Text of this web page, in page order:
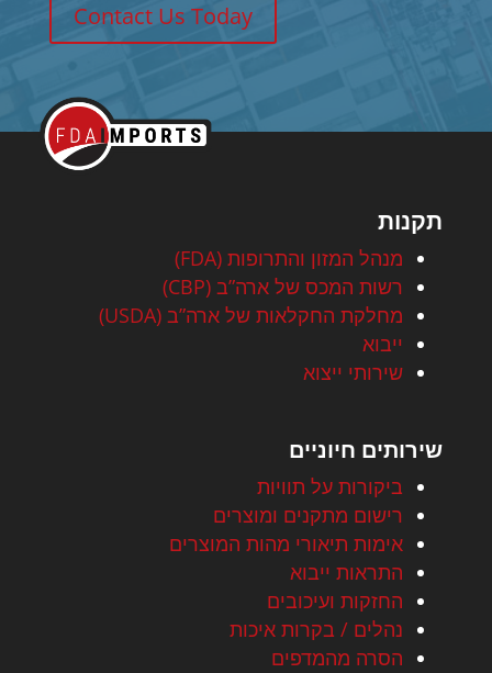
Contact Us Today
תקנות
מנהל המזון והתרופות (FDA)
רשות המכס של ארה”ב (CBP)
מחלקת החקלאות של ארה”ב (USDA)
ייבוא
שירותי ייצוא
שירותים חיוניים
ביקורות על תוויות
רישום מתקנים ומוצרים
אימות תיאורי מהות המוצרים
התראות ייבוא
החזקות ועיכובים
נהלים / בקרות איכות
הסרה מהמדפים